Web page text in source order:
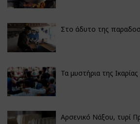
Στο άδυτο της
Τα μυστήρια της
Αρσενικό Νάξου, τυρί